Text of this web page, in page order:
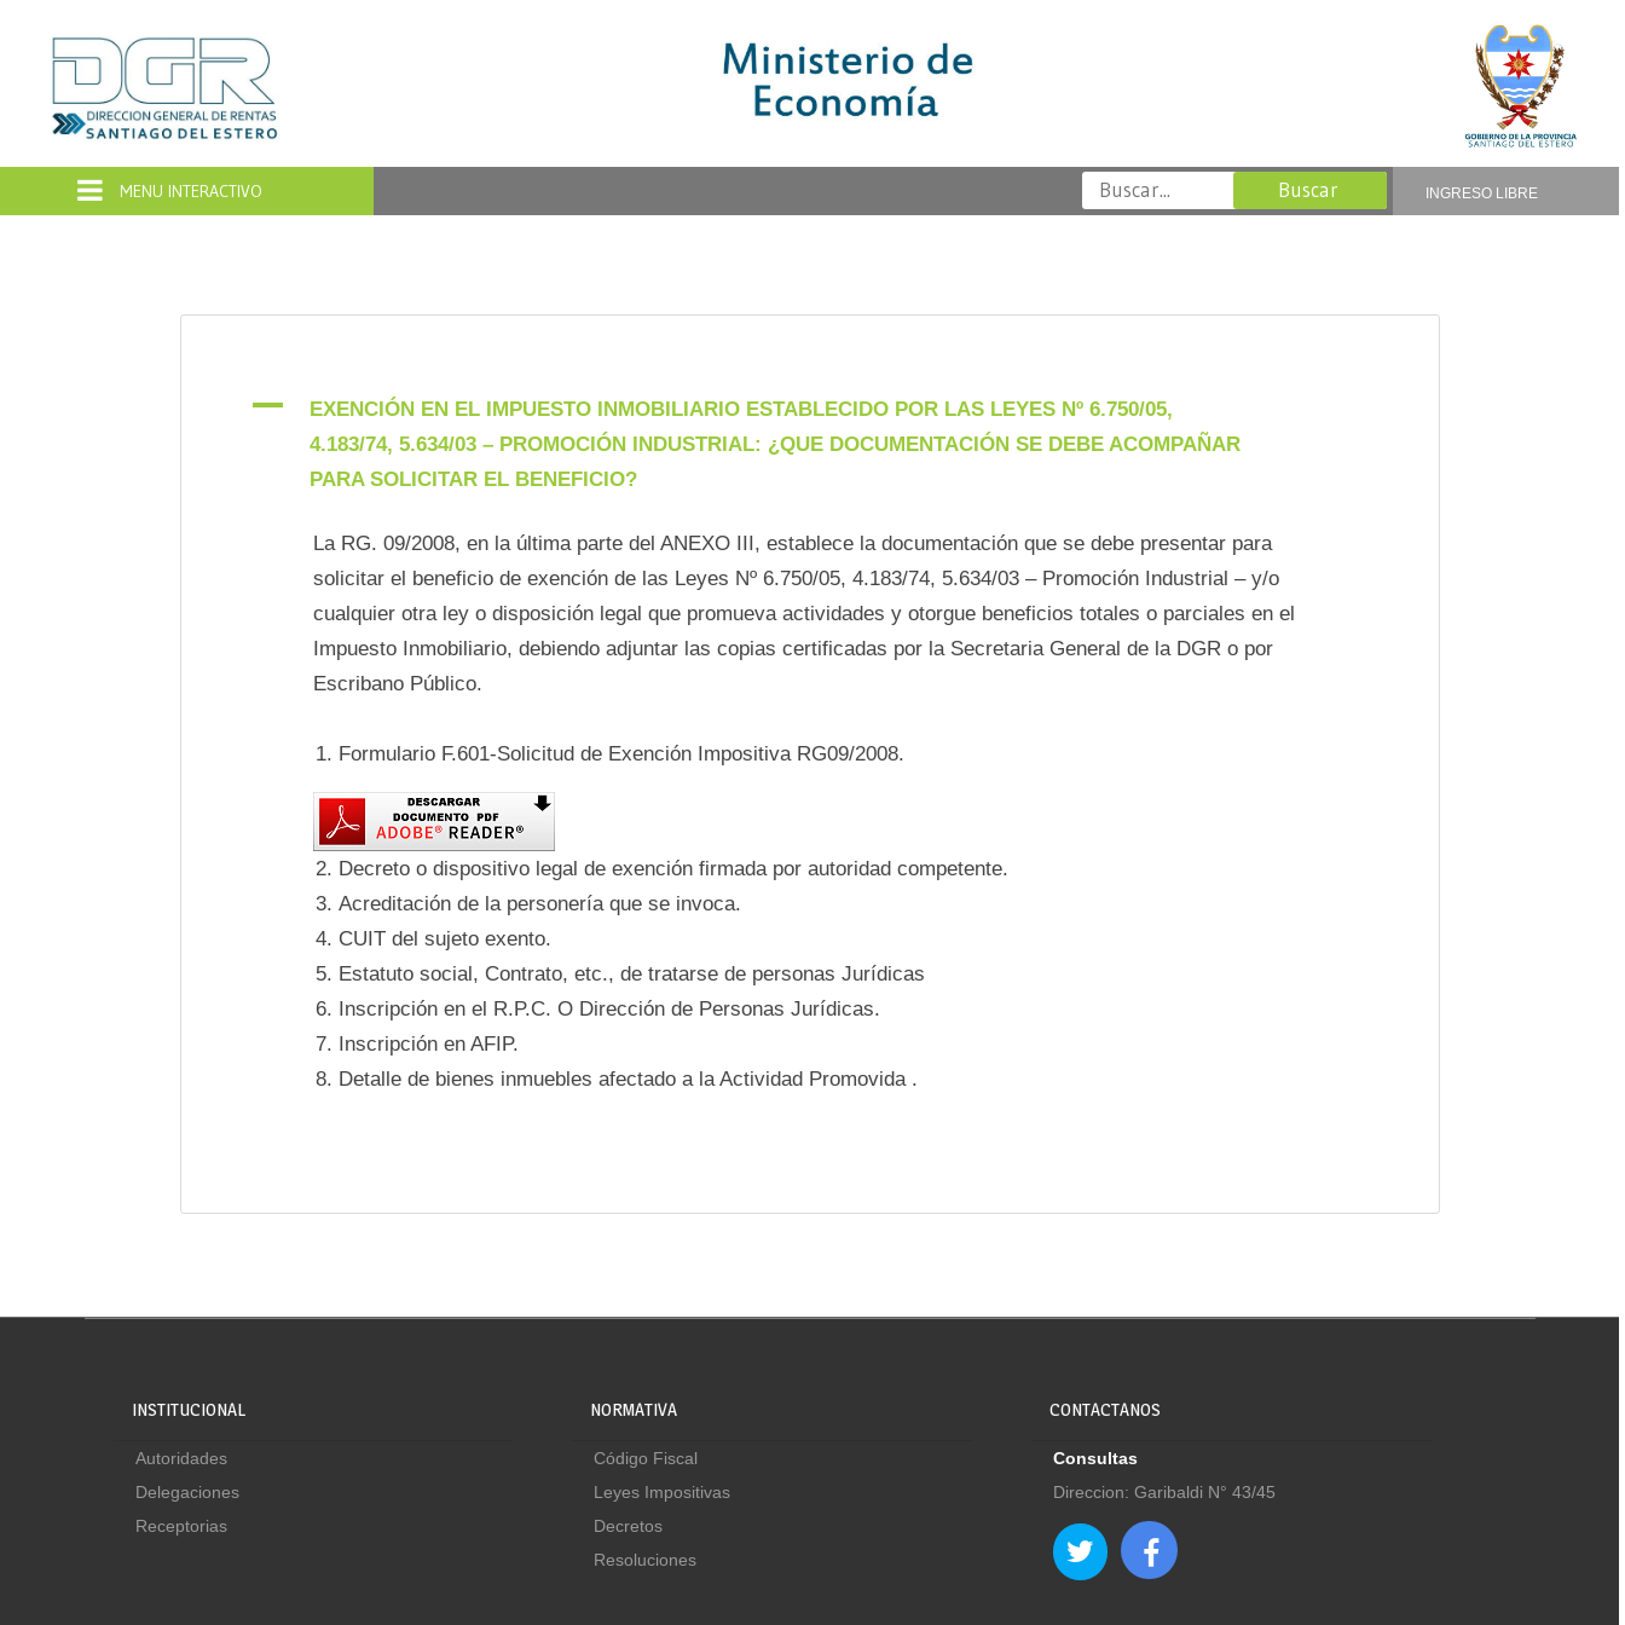
Santiago
del
Estero
INGRESO LIBRE
A
EXENCIÓN EN EL IMPUESTO INMOBILIARIO ESTABLECIDO POR LAS LEYES Nº 6.750/05,
4.183/74, 5.634/03 – PROMOCIÓN INDUSTRIAL: ¿QUE DOCUMENTACIÓN SE DEBE ACOMPAÑAR
PARA SOLICITAR EL BENEFICIO?
La RG. 09/2008, en la última parte del ANEXO III, establece la documentación que se debe presentar para
solicitar el beneficio de exención de las Leyes Nº 6.750/05, 4.183/74, 5.634/03 – Promoción Industrial – y/o
cualquier otra ley o disposición legal que promueva actividades y otorgue beneficios totales o parciales en el
Impuesto Inmobiliario, debiendo adjuntar las copias certificadas por la Secretaria General de la DGR o por
Escribano Público.
Formulario F.601-Solicitud de Exención Impositiva RG09/2008.
Decreto o dispositivo legal de exención firmada por autoridad competente.
Acreditación de la personería que se invoca.
CUIT del sujeto exento.
Estatuto social, Contrato, etc., de tratarse de personas Jurídicas
Inscripción en el R.P.C. O Dirección de Personas Jurídicas.
Inscripción en AFIP.
Detalle de bienes inmuebles afectado a la Actividad Promovida .
INSTITUCIONAL
Autoridades
Delegaciones
Receptorias
NORMATIVA
Código Fiscal
Leyes Impositivas
Decretos
Resoluciones
CONTACTANOS
Consultas
Direccion: Garibaldi N° 43/45